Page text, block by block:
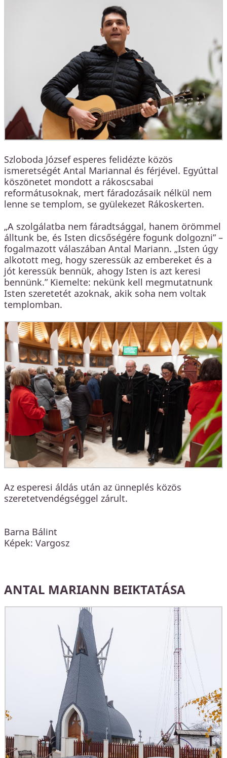
Szloboda József esperes felidézte közös
ismeretségét Antal Mariannal és férjével. Egyúttal
köszönetet mondott a rákoscsabai
reformátusoknak, mert fáradozásaik nélkül nem
lenne se templom, se gyülekezet Rákoskerten.
„A szolgálatba nem fáradtsággal, hanem örömmel
álltunk be, és Isten dicsőségére fogunk dolgozni” –
fogalmazott válaszában Antal Mariann. „Isten úgy
alkotott meg, hogy szeressük az embereket és a
jót keressük bennük, ahogy Isten is azt keresi
bennünk.” Kiemelte: nekünk kell megmutatnunk
Isten szeretetét azoknak, akik soha nem voltak
templomban.
Az esperesi áldás után az ünneplés közös
szeretetvendégséggel zárult.
Barna Bálint
Képek: Vargosz
ANTAL MARIANN BEIKTATÁSA